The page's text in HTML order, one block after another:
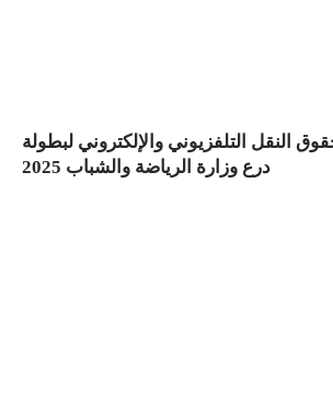
لبطولة
2025